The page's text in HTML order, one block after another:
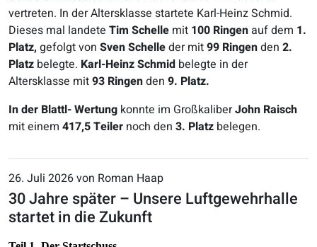
vertreten. In der Altersklasse startete Karl-Heinz Schmid.
Dieses mal landete Tim Schelle mit 100 Ringenauf dem 1.
Platz, gefolgt von SvenSchelleder mit99 Ringenden 2.
Platz belegte. Karl-Heinz Schmid belegte in der
Altersklasse mit93 Ringenden 9. Platz.
In der Blattl- Wertung konnte im GroßkaliberJohn Raisch
mit einem 417,5Teiler noch den 3. Platz belegen.
26. Juli 2026 von Roman Haap
30 Jahre später – Unsere Luftgewehrhalle
startet in die Zukunft